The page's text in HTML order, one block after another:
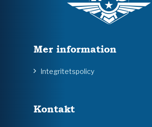
Mer information
Integritetspolicy
Kontakt